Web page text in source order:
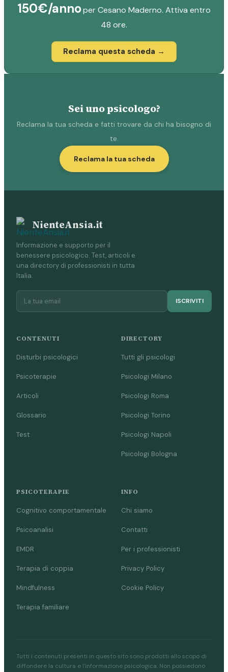
150€/annoper Cesano Maderno. Attiva entro
48 ore.
Reclama questa scheda →
Sei uno psicologo?
Reclama la tua scheda e fatti trovare da chi ha bisogno di
te.
Reclama la tua scheda
NienteAnsia.it
Informazione e supporto per il
benessere psicologico. Test, articoli e
una directory di professionisti in tutta
Italia.
ISCRIVITI
CONTENUTI
Disturbi psicologici
Psicoterapie
Articoli
Glossario
Test
DIRECTORY
Tutti gli psicologi
Psicologi Milano
Psicologi Roma
Psicologi Torino
Psicologi Napoli
Psicologi Bologna
PSICOTERAPIE
Cognitivo comportamentale
Psicoanalisi
EMDR
Terapia di coppia
Mindfulness
Terapia familiare
INFO
Chi siamo
Contatti
Per i professionisti
Privacy Policy
Cookie Policy
Tutti i contenuti presenti in questo sito sono prodotti allo scopo di
diffondere la cultura e l'informazione psicologica. Non possiedono